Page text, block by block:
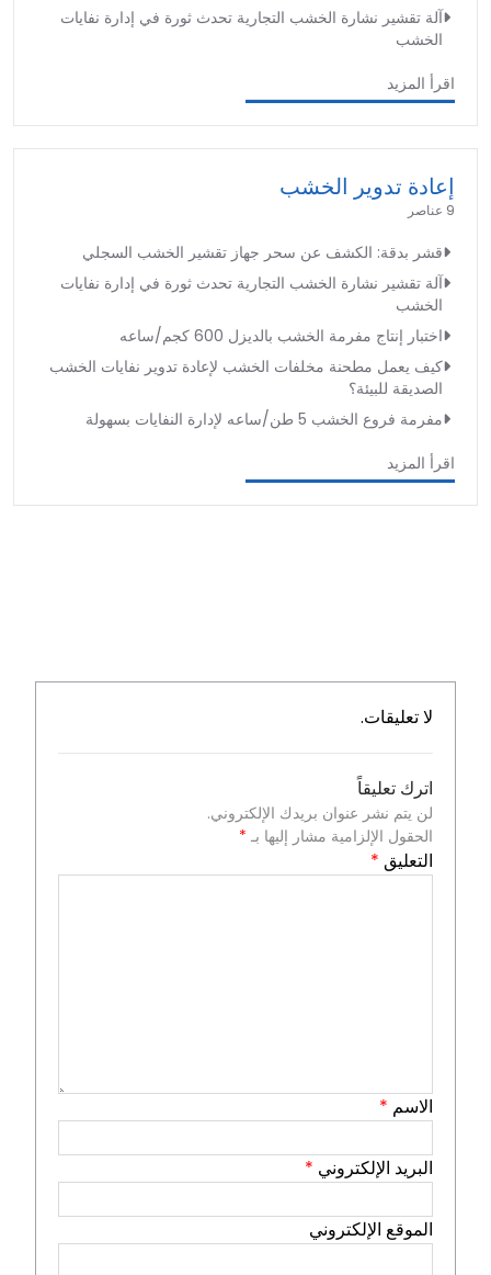
آلة تقشير نشارة الخشب التجارية تحدث ثورة في إدارة نفايات
الخشب
اقرأ المزيد
إعادة تدوير الخشب
9 عناصر
قشر بدقة: الكشف عن سحر جهاز تقشير الخشب السجلي
آلة تقشير نشارة الخشب التجارية تحدث ثورة في إدارة نفايات
الخشب
اختبار إنتاج مفرمة الخشب بالديزل 600 كجم/ساعه
كيف يعمل مطحنة مخلفات الخشب لإعادة تدوير نفايات الخشب
الصديقة للبيئة؟
مفرمة فروع الخشب 5 طن/ساعه لإدارة النفايات بسهولة
اقرأ المزيد
لا تعليقات.
اترك تعليقاً
لن يتم نشر عنوان بريدك الإلكتروني.
الحقول الإلزامية مشار إليها بـ *
التعليق *
الاسم *
البريد الإلكتروني *
الموقع الإلكتروني